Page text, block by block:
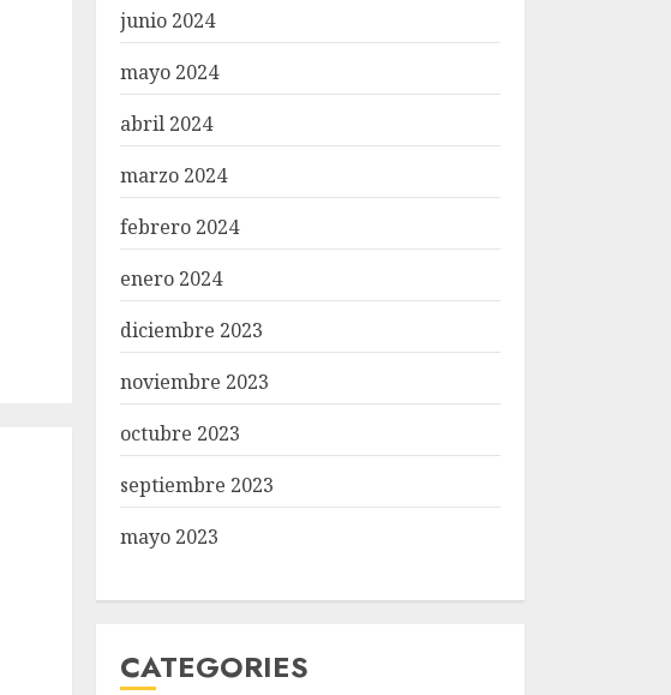
junio 2024
mayo 2024
abril 2024
marzo 2024
febrero 2024
enero 2024
diciembre 2023
noviembre 2023
octubre 2023
septiembre 2023
mayo 2023
CATEGORIES